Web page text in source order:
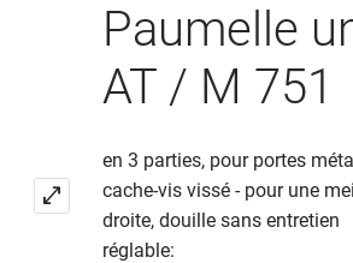
Paumelle
AT / M 751
en 3 parties, pour portes
cache-vis vissé - pour une
droite, douille sans entretien
réglable: